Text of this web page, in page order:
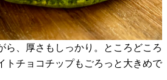
ら、厚さもしっかり。ところどころ
トチョコチップもごろっと大きめで